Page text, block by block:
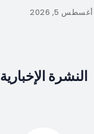
أغسطس 5, 2026
النشرة الإخبارية